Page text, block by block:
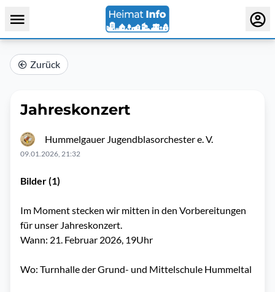
Zurück
Jahreskonzert
Hummelgauer Jugendblasorchester e. V.
09.01.2026, 21:32
Bilder (1)
Im Moment stecken wir mitten in den Vorbereitungen
für unser Jahreskonzert.
Wann: 21. Februar 2026, 19Uhr
Wo: Turnhalle der Grund- und Mittelschule Hummeltal